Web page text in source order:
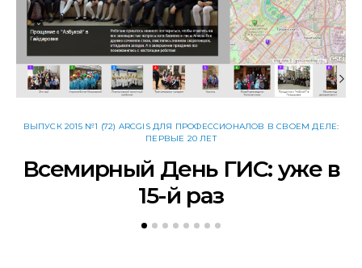
ВЫПУСК 2015 №1 (72) ARCGIS ДЛЯ ПРОФЕССИОНАЛОВ В СВОЕМ ДЕЛЕ:
ПЕРВЫЕ 20 ЛЕТ
Всемирный День ГИС: уже в
15-й раз